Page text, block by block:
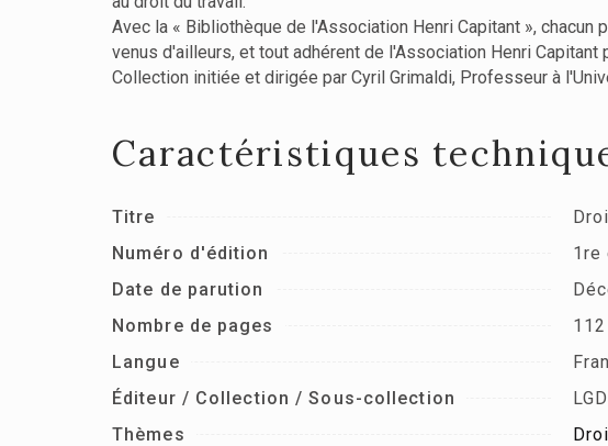
Avec la « Bibliothèque de l'Association Henri Capitant »,
venus d'ailleurs, et tout adhérent de l'Association Henri
Collection initiée et dirigée par Cyril Grimaldi, Professeur à
Caractéristiques
Titre
Numéro d'édition
1re
Date de parution
Nombre de pages
Langue
Éditeur / Collection / Sous-collection
Thèmes